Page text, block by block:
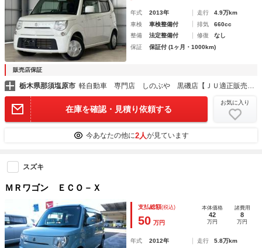
年式 2013年 走行
4.9万km
車検
車検整備付 排気
660cc
整備
法定整備付 修復
なし
保証
保証付 (1ヶ月・1000km)
販売店保証
栃木県那須塩原市 軽自動車 専門店 しのぶや 黒磯店【ＪＵ適正販売店】
在庫を確認・見積り依頼する
お気に入り
今あなたの他に2人が見ています
スズキ
ＭＲワゴン ＥＣＯ－Ｘ
支払総額(税込)
50 万円
本体価格
42
万円
諸費用
8
万円
年式 2012年 走行
5.8万km